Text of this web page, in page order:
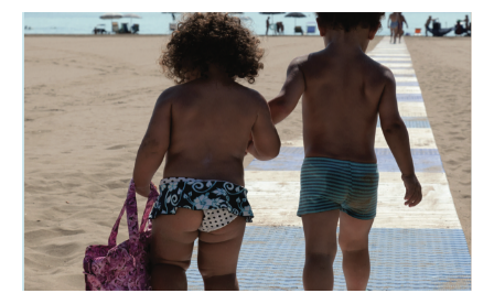
© FrancoAngeli